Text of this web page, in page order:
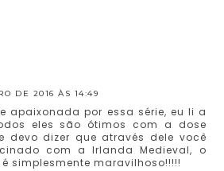
DE 2016 ÀS 14:49
apaixonada por essa série, eu li a
eles são ótimos com a dose
devo dizer que através dele você
com a Irlanda Medieval, o
simplesmente maravilhoso!!!!!